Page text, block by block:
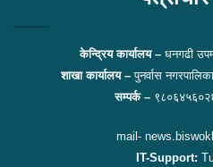
केन्द्रिय कार्यालय –धनगढी
शाखा कार्यालय –पुनर्वास
सम्पर्क –
mail-
IT-Support: